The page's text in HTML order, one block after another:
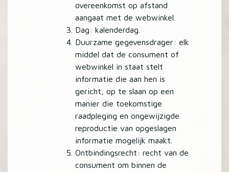
overeenkomst op afstand
aangaat met de webwinkel.
Dag: kalenderdag.
Duurzame gegevensdrager: elk
middel dat de consument of
webwinkel in staat stelt
informatie die aan hen is
gericht, op te slaan op een
manier die toekomstige
raadpleging en ongewijzigde
reproductie van opgeslagen
informatie mogelijk maakt.
Ontbindingsrecht: recht van de
consument om binnen de